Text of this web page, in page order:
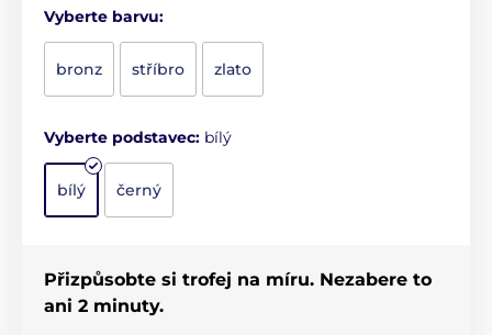
Vyberte barvu:
bronz stříbro zlato
Vyberte podstavec: bílý
bílý černý
Přizpůsobte si trofej na míru. Nezabere to
ani 2 minuty.